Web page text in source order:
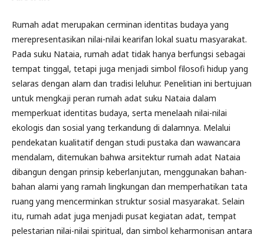
Rumah adat merupakan cerminan identitas budaya yang
merepresentasikan nilai-nilai kearifan lokal suatu masyarakat.
Pada suku Nataia, rumah adat tidak hanya berfungsi sebagai
tempat tinggal, tetapi juga menjadi simbol filosofi hidup yang
selaras dengan alam dan tradisi leluhur. Penelitian ini bertujuan
untuk mengkaji peran rumah adat suku Nataia dalam
memperkuat identitas budaya, serta menelaah nilai-nilai
ekologis dan sosial yang terkandung di dalamnya. Melalui
pendekatan kualitatif dengan studi pustaka dan wawancara
mendalam, ditemukan bahwa arsitektur rumah adat Nataia
dibangun dengan prinsip keberlanjutan, menggunakan bahan-
bahan alami yang ramah lingkungan dan memperhatikan tata
ruang yang mencerminkan struktur sosial masyarakat. Selain
itu, rumah adat juga menjadi pusat kegiatan adat, tempat
pelestarian nilai-nilai spiritual, dan simbol keharmonisan antara